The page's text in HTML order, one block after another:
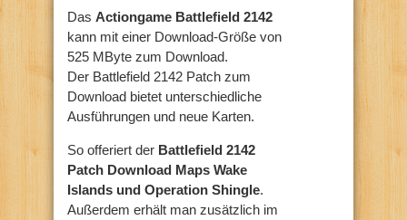
Das Actiongame Battlefield 2142
kann mit einer Download-Größe von
525 MByte zum Download.
Der Battlefield 2142 Patch zum
Download bietet unterschiedliche
Ausführungen und neue Karten.
So offeriert der Battlefield 2142
Patch Download Maps Wake
Islands und Operation Shingle.
Außerdem erhält man zusätzlich im